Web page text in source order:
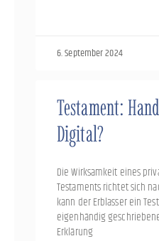
6. September 2024
Testament:
Digital?
Die Wirksamkeit eines
Testaments richtet sich
kann der Erblasser ein
eigenhändig
Erklärung